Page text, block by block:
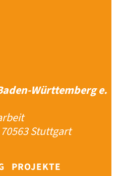
Württemberg e.
Stuttgart
PROJEKTE